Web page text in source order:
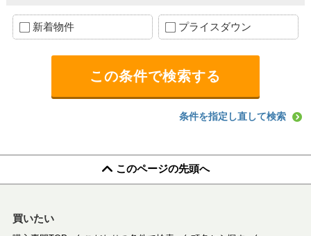
新着物件 プライスダウン
条件を指定し直して検索
このページの先頭へ
買いたい